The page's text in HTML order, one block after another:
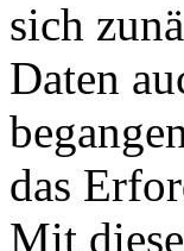
sich
Daten
das
Mit